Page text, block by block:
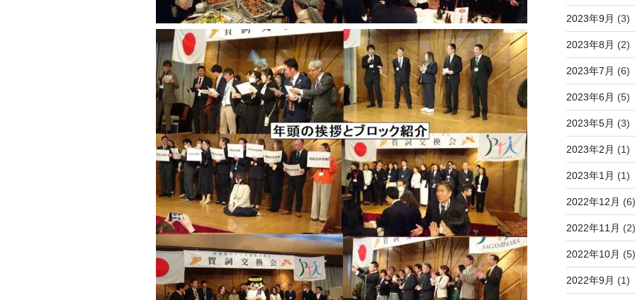
2023年9月 (3)
2023年8月 (2)
2023年7月 (6)
2023年6月 (5)
2023年5月 (3)
2023年2月 (1)
2023年1月 (1)
2022年12月 (6)
2022年11月 (2)
2022年10月 (5)
2022年9月 (1)